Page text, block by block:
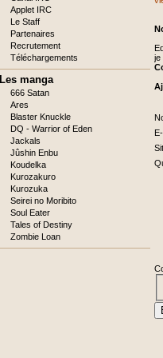
je
Applet IRC
Le Staff
Partenaires
Recrutement
Téléchargements
Les manga
666 Satan
Ares
Blaster Knuckle
DQ - Warrior of Eden
Jackals
Jûshin Enbu
Koudelka
Kurozakuro
Kurozuka
Seirei no Moribito
Soul Eater
Tales of Destiny
Zombie Loan